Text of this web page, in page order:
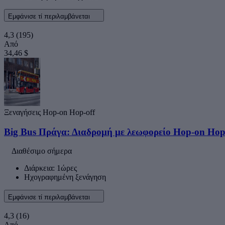
Εμφάνισε τί περιλαμβάνεται
4,3 (195)
Από
34,46 $
Ξεναγήσεις Hop-on Hop-off
Big Bus Πράγα: Διαδρομή με λεωφορείο Hop-on
Διαθέσιμο σήμερα
Διάρκεια: 1ώρες
Ηχογραφημένη ξενάγηση
Εμφάνισε τί περιλαμβάνεται
4,3 (16)